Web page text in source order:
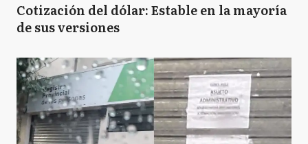
Cotización del dólar: Estable en la mayoría
de sus versiones